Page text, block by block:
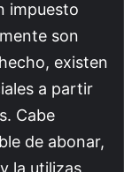
impuesto
son
existen
a partir
Cabe
de abonar,
la utilizas